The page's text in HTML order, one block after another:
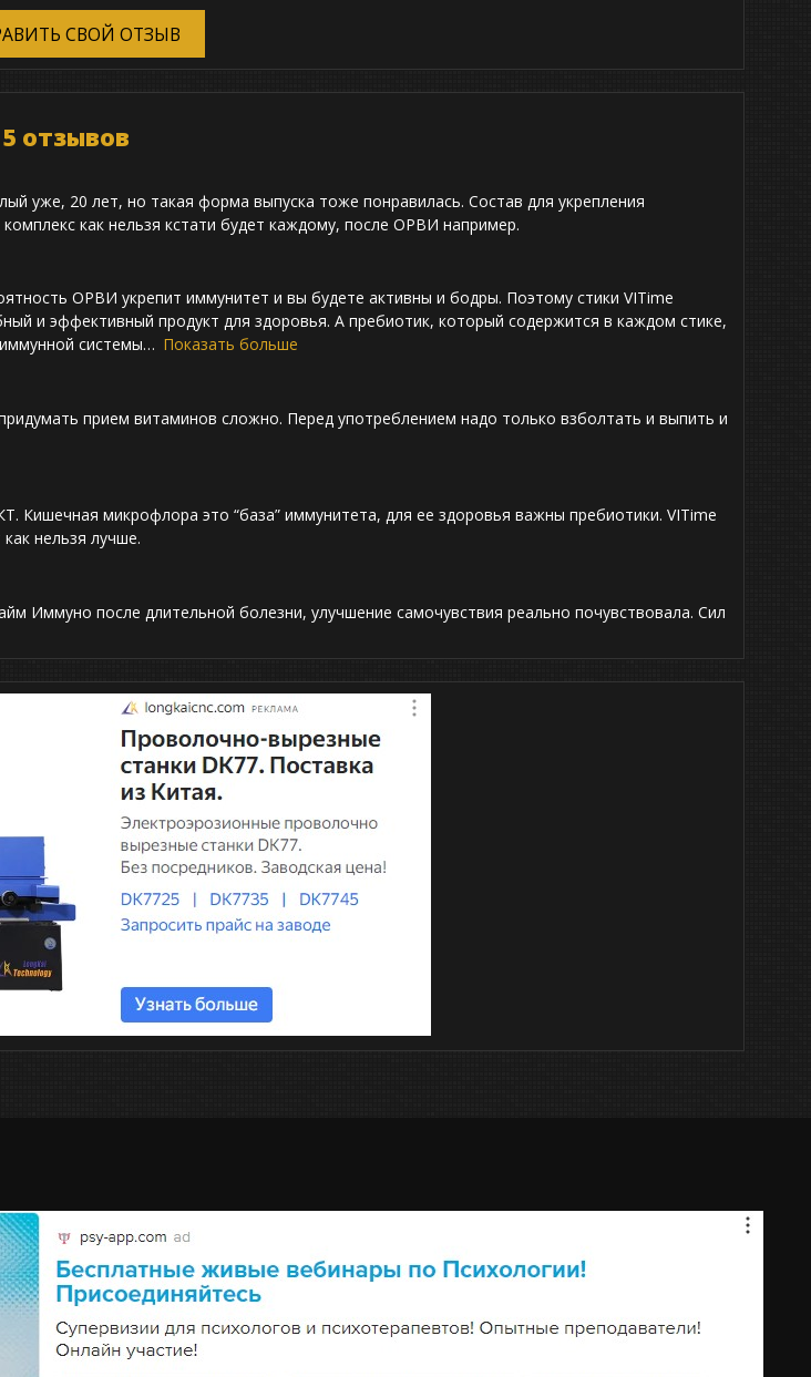
СВОЙ ОТЗЫВ
5 отзывов
уже, 20 лет, но такая форма выпуска тоже понравилась. Состав для укрепления
как нельзя кстати будет каждому, после ОРВИ например.
ОРВИ укрепит иммунитет и вы будете активны и бодры. Поэтому стики VITime
и эффективный продукт для здоровья. А пребиотик, который содержится в каждом стике,
системы
Показать больше
прием витаминов сложно. Перед употреблением надо только взболтать и выпить и
Кишечная микрофлора это “база” иммунитета, для ее здоровья важны пребиотики. VITime
нельзя лучше.
Иммуно после длительной болезни, улучшение самочувствия реально почувствовала. Сил